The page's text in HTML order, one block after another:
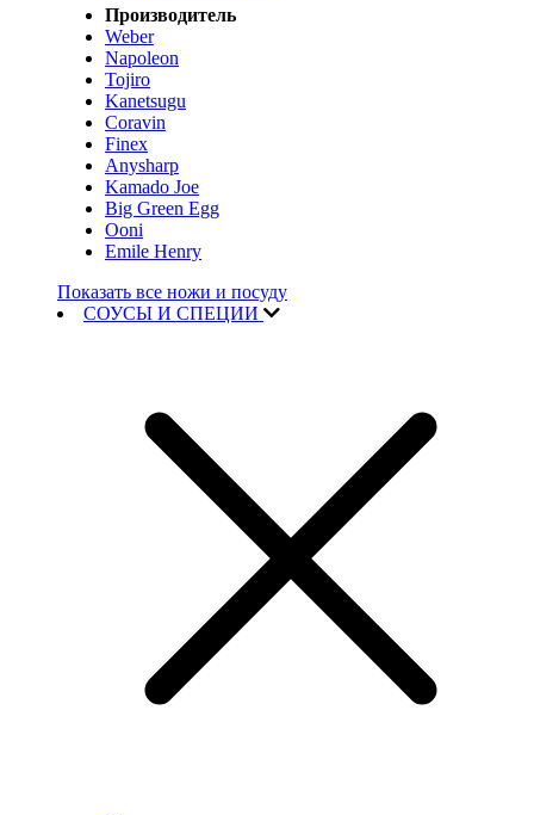
Производитель
Weber
Napoleon
Tojiro
Kanetsugu
Coravin
Finex
Anysharp
Kamado Joe
Big Green Egg
Ooni
Emile Henry
Показать все ножи и посуду
СОУСЫ И СПЕЦИИ